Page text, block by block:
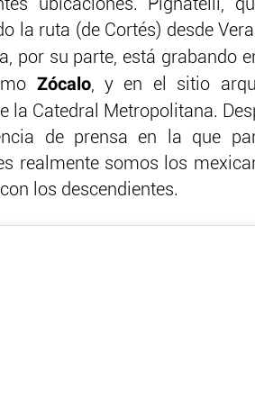
ubicaciones. Pignatelli,
la ruta (de Cortés) desde
por su parte, está grabando
Zócalo, y en el sitio
la Catedral Metropolitana.
de prensa en la que
realmente somos los
los descendientes.